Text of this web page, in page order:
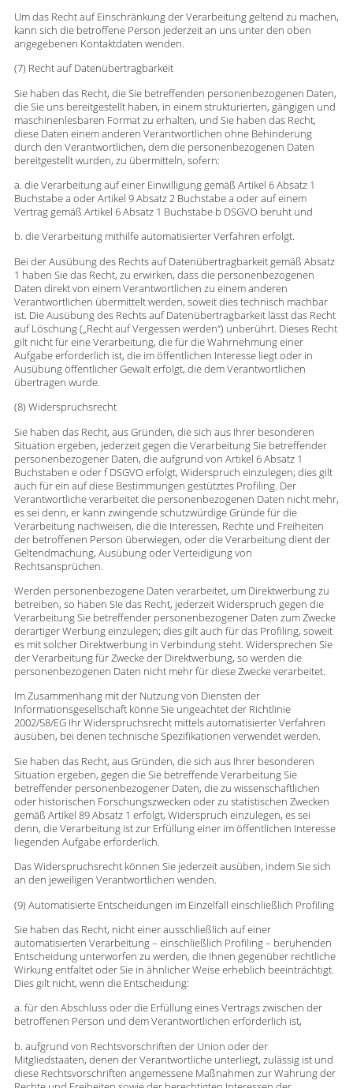
Um das Recht auf Einschränkung der Verarbeitung geltend zu machen,
kann sich die betroffene Person jederzeit an uns unter den oben
angegebenen Kontaktdaten wenden.
(7) Recht auf Datenübertragbarkeit
Sie haben das Recht, die Sie betreffenden personenbezogenen Daten,
die Sie uns bereitgestellt haben, in einem strukturierten, gängigen und
maschinenlesbaren Format zu erhalten, und Sie haben das Recht,
diese Daten einem anderen Verantwortlichen ohne Behinderung
durch den Verantwortlichen, dem die personenbezogenen Daten
bereitgestellt wurden, zu übermitteln, sofern:
a. die Verarbeitung auf einer Einwilligung gemäß Artikel 6 Absatz 1
Buchstabe a oder Artikel 9 Absatz 2 Buchstabe a oder auf einem
Vertrag gemäß Artikel 6 Absatz 1 Buchstabe b DSGVO beruht und
b. die Verarbeitung mithilfe automatisierter Verfahren erfolgt.
Bei der Ausübung des Rechts auf Datenübertragbarkeit gemäß Absatz
1 haben Sie das Recht, zu erwirken, dass die personenbezogenen
Daten direkt von einem Verantwortlichen zu einem anderen
Verantwortlichen übermittelt werden, soweit dies technisch machbar
ist. Die Ausübung des Rechts auf Datenübertragbarkeit lässt das Recht
auf Löschung („Recht auf Vergessen werden“) unberührt. Dieses Recht
gilt nicht für eine Verarbeitung, die für die Wahrnehmung einer
Aufgabe erforderlich ist, die im öffentlichen Interesse liegt oder in
Ausübung öffentlicher Gewalt erfolgt, die dem Verantwortlichen
übertragen wurde.
(8) Widerspruchsrecht
Sie haben das Recht, aus Gründen, die sich aus Ihrer besonderen
Situation ergeben, jederzeit gegen die Verarbeitung Sie betreffender
personenbezogener Daten, die aufgrund von Artikel 6 Absatz 1
Buchstaben e oder f DSGVO erfolgt, Widerspruch einzulegen; dies gilt
auch für ein auf diese Bestimmungen gestütztes Profiling. Der
Verantwortliche verarbeitet die personenbezogenen Daten nicht mehr,
es sei denn, er kann zwingende schutzwürdige Gründe für die
Verarbeitung nachweisen, die die Interessen, Rechte und Freiheiten
der betroffenen Person überwiegen, oder die Verarbeitung dient der
Geltendmachung, Ausübung oder Verteidigung von
Rechtsansprüchen.
Werden personenbezogene Daten verarbeitet, um Direktwerbung zu
betreiben, so haben SIe das Recht, jederzeit Widerspruch gegen die
Verarbeitung Sie betreffender personenbezogener Daten zum Zwecke
derartiger Werbung einzulegen; dies gilt auch für das Profiling, soweit
es mit solcher Direktwerbung in Verbindung steht. Widersprechen Sie
der Verarbeitung für Zwecke der Direktwerbung, so werden die
personenbezogenen Daten nicht mehr für diese Zwecke verarbeitet.
Im Zusammenhang mit der Nutzung von Diensten der
Informationsgesellschaft könne Sie ungeachtet der Richtlinie
2002/58/EG Ihr Widerspruchsrecht mittels automatisierter Verfahren
ausüben, bei denen technische Spezifikationen verwendet werden.
Sie haben das Recht, aus Gründen, die sich aus Ihrer besonderen
Situation ergeben, gegen die Sie betreffende Verarbeitung Sie
betreffender personenbezogener Daten, die zu wissenschaftlichen
oder historischen Forschungszwecken oder zu statistischen Zwecken
gemäß Artikel 89 Absatz 1 erfolgt, Widerspruch einzulegen, es sei
denn, die Verarbeitung ist zur Erfüllung einer im öffentlichen Interesse
liegenden Aufgabe erforderlich.
Das Widerspruchsrecht können Sie jederzeit ausüben, indem Sie sich
an den jeweiligen Verantwortlichen wenden.
(9) Automatisierte Entscheidungen im Einzelfall einschließlich Profiling
Sie haben das Recht, nicht einer ausschließlich auf einer
automatisierten Verarbeitung – einschließlich Profiling – beruhenden
Entscheidung unterworfen zu werden, die Ihnen gegenüber rechtliche
Wirkung entfaltet oder Sie in ähnlicher Weise erheblich beeinträchtigt.
Dies gilt nicht, wenn die Entscheidung:
a. für den Abschluss oder die Erfüllung eines Vertrags zwischen der
betroffenen Person und dem Verantwortlichen erforderlich ist,
b. aufgrund von Rechtsvorschriften der Union oder der
Mitgliedstaaten, denen der Verantwortliche unterliegt, zulässig ist und
diese Rechtsvorschriften angemessene Maßnahmen zur Wahrung der